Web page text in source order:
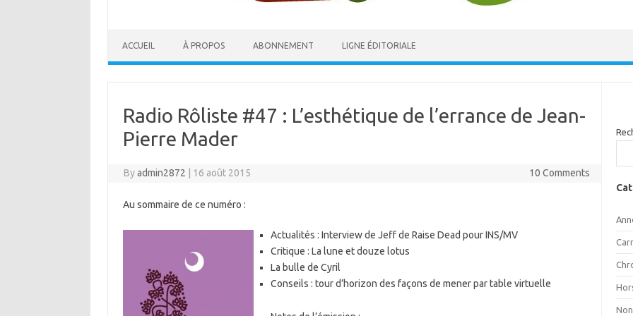
ACCUEIL À PROPOS ABONNEMENT LIGNE ÉDITORIALE
Radio Rôliste #47 : L’esthétique de l’errance de Jean-
Pierre Mader
Byadmin2872 16 août 2015 10 Comments
Au sommaire de ce numéro :
Actualités : Interview de Jeff de Raise Dead pour INS/MV
Critique : La lune et douze lotus
La bulle de Cyril
Conseils : tour d’horizon des façons de mener par table virtuelle